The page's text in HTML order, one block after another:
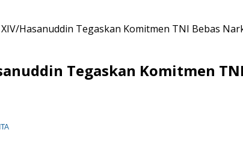
XIV/Hasanuddin Tegaskan Komitmen TNI Bebas
Tegaskan Komitmen